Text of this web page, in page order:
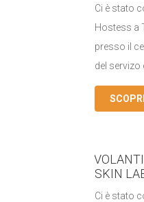
Ci è stato
Hostess a
presso il
del servizo
SKIN
Ci è stato